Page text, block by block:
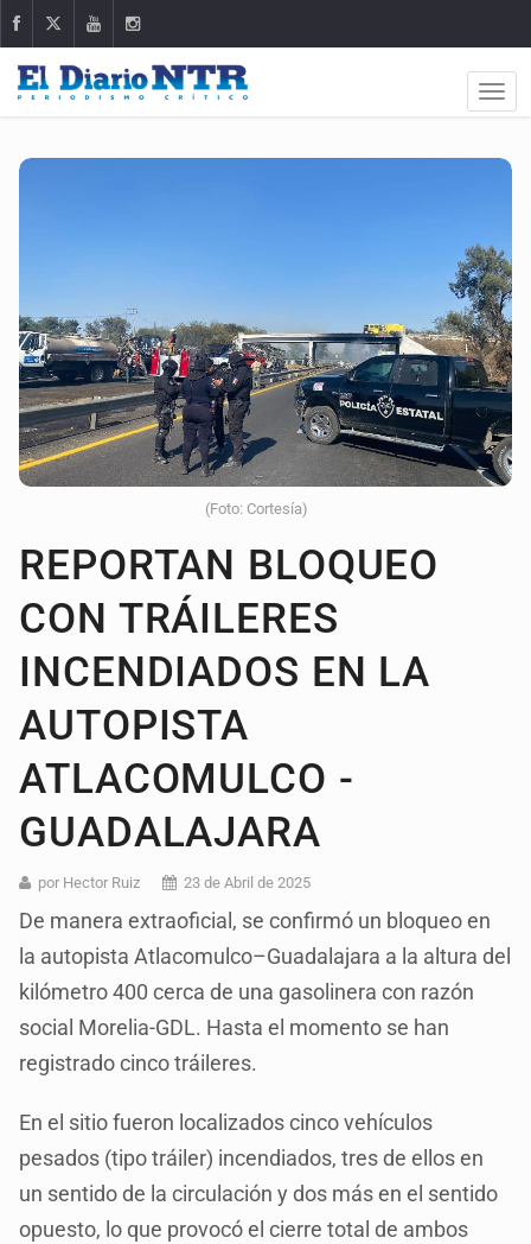
(Foto: Cortesía)
REPORTAN BLOQUEO
CON TRÁILERES
INCENDIADOS EN LA
AUTOPISTA
ATLACOMULCO -
GUADALAJARA
por Hector Ruiz 23 de Abril de 2025
De manera extraoficial, se confirmó un bloqueo en
la autopista Atlacomulco–Guadalajara a la altura del
kilómetro 400 cerca de una gasolinera con razón
social Morelia-GDL. Hasta el momento se han
registrado cinco tráileres.
En el sitio fueron localizados cinco vehículos
pesados (tipo tráiler) incendiados, tres de ellos en
un sentido de la circulación y dos más en el sentido
opuesto, lo que provocó el cierre total de ambos